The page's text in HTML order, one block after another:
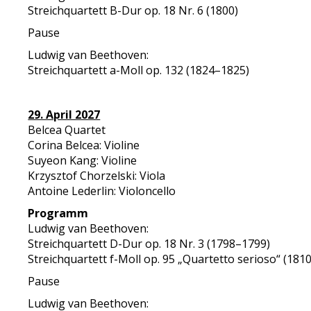
Streichquartett B-Dur op. 18 Nr. 6 (1800)
Pause
Ludwig van Beethoven:
Streichquartett a-Moll op. 132 (1824–1825)
29. April 2027
Belcea Quartet
Corina Belcea: Violine
Suyeon Kang: Violine
Krzysztof Chorzelski: Viola
Antoine Lederlin: Violoncello
Programm
Ludwig van Beethoven:
Streichquartett D-Dur op. 18 Nr. 3 (1798–1799)
Streichquartett f-Moll op. 95 „Quartetto serioso“
Pause
Ludwig van Beethoven: